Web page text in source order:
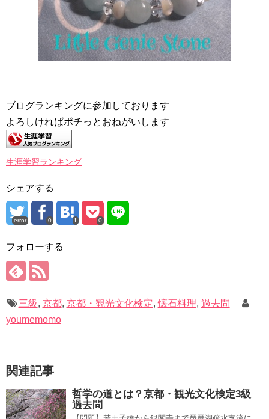
ブログランキングに参加しております
よろしければポチっとおねがいします
生涯学習ランキング
シェアする
error 0 0
フォローする
三級, 京都, 京都・観光文化検定,懐石料理, 過去問
youmemomo
関連記事
哲学の道とは？京都・観光文化検定3級
過去問